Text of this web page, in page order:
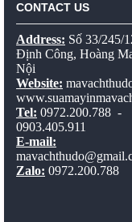
CONTACT US
Address: Số 33/245/
Định Công, Hoàng
Nội
Website:
Tel: 0972.200.788 -
0903.405.911
E-mail:
Zalo: 0972.200.788